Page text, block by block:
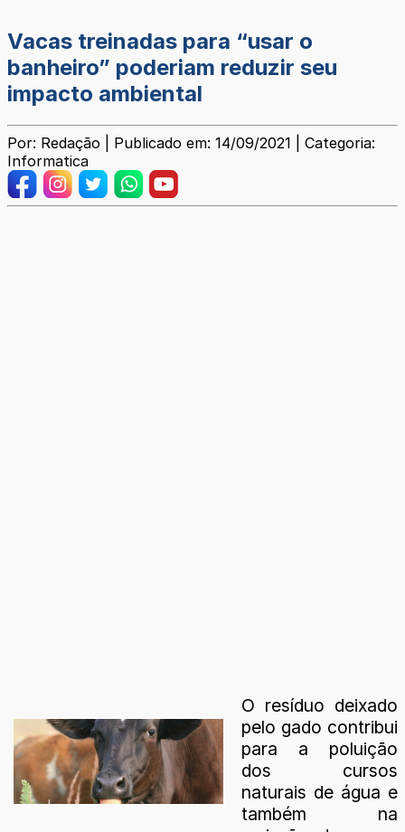
Vacas treinadas para “usar o
banheiro” poderiam reduzir seu
impacto ambiental
Por: Redação | Publicado em: 14/09/2021 | Categoria:
Informatica
O resíduo deixado
pelo gado contribui
para a poluição
dos cursos
naturais de água e
também na